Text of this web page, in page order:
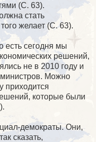
(С. 63).
стать
желает (С. 63).
есть сегодня мы
решений,
не в 2010 году и
министров. Можно
приходится
которые были
демократы. Они,
сказать,